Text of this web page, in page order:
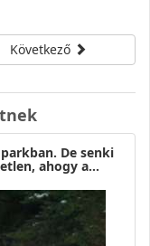
Következő
De senki
ahogy a…